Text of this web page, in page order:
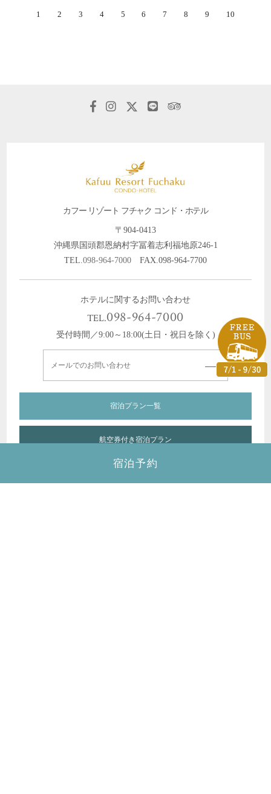
1 2 3 4 5 6 7 8 9 10
カフー リゾート フチャク コンド・ホテル
〒904-0413
沖縄県国頭郡恩納村字冨着志利福地原246-1
TEL. 098-964-7000 FAX.098-964-7700
ホテルに関するお問い合わせ
TEL.098-964-7000
受付時間／9:00～18:00(土日・祝日を除く)
メールでのお問い合わせ
宿泊プラン一覧
航空券付き宿泊プラン
宿泊予約